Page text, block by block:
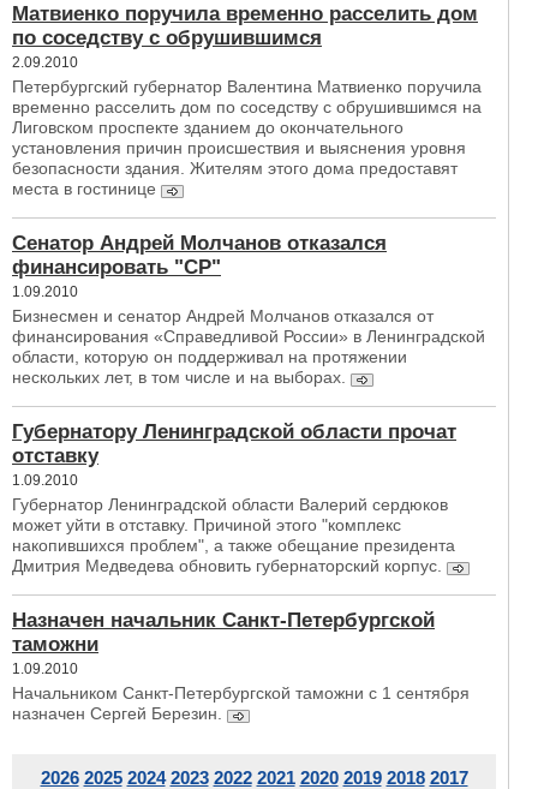
Матвиенко поручила временно расселить дом
по соседству с обрушившимся
2.09.2010
Петербургский губернатор Валентина Матвиенко поручила
временно расселить дом по соседству с обрушившимся на
Лиговском проспекте зданием до окончательного
установления причин происшествия и выяснения уровня
безопасности здания. Жителям этого дома предоставят
места в гостинице
Сенатор Андрей Молчанов отказался
финансировать "СР"
1.09.2010
Бизнесмен и сенатор Андрей Молчанов отказался от
финансирования «Справедливой России» в Ленинградской
области, которую он поддерживал на протяжении
нескольких лет, в том числе и на выборах.
Губернатору Ленинградской области прочат
отставку
1.09.2010
Губернатор Ленинградской области Валерий сердюков
может уйти в отставку. Причиной этого "комплекс
накопившихся проблем", а также обещание президента
Дмитрия Медведева обновить губернаторский корпус.
Назначен начальник Санкт-Петербургской
таможни
1.09.2010
Начальником Санкт-Петербургской таможни с 1 сентября
назначен Сергей Березин.
2026 2025 2024 2023 2022 2021 2020 2019 2018 2017